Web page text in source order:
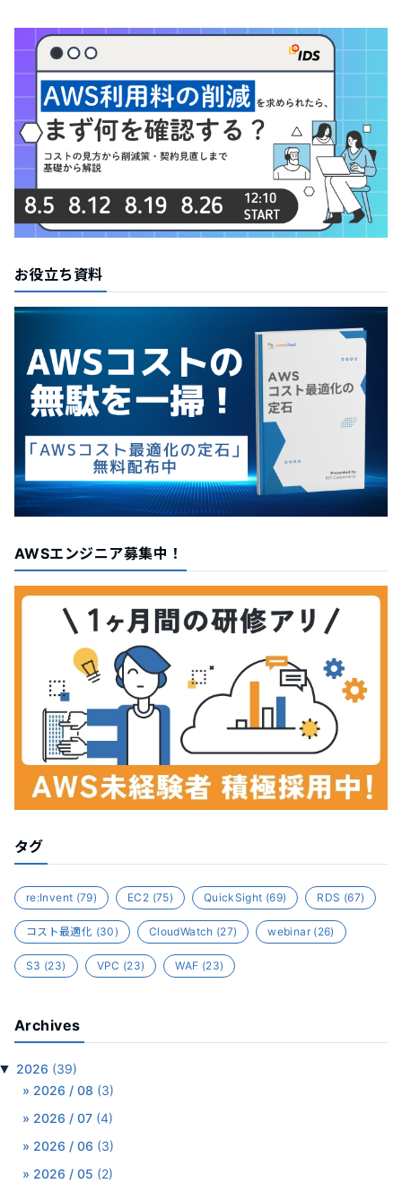
お役立ち資料
AWSエンジニア募集中！
タグ
re:Invent (79) EC2 (75) QuickSight (69) RDS (67)
コスト最適化 (30) CloudWatch (27) webinar(26)
S3 (23) VPC (23) WAF (23)
Archives
2026 (39)
2026 / 08 (3)
2026 / 07 (4)
2026 / 06 (3)
2026 / 05 (2)